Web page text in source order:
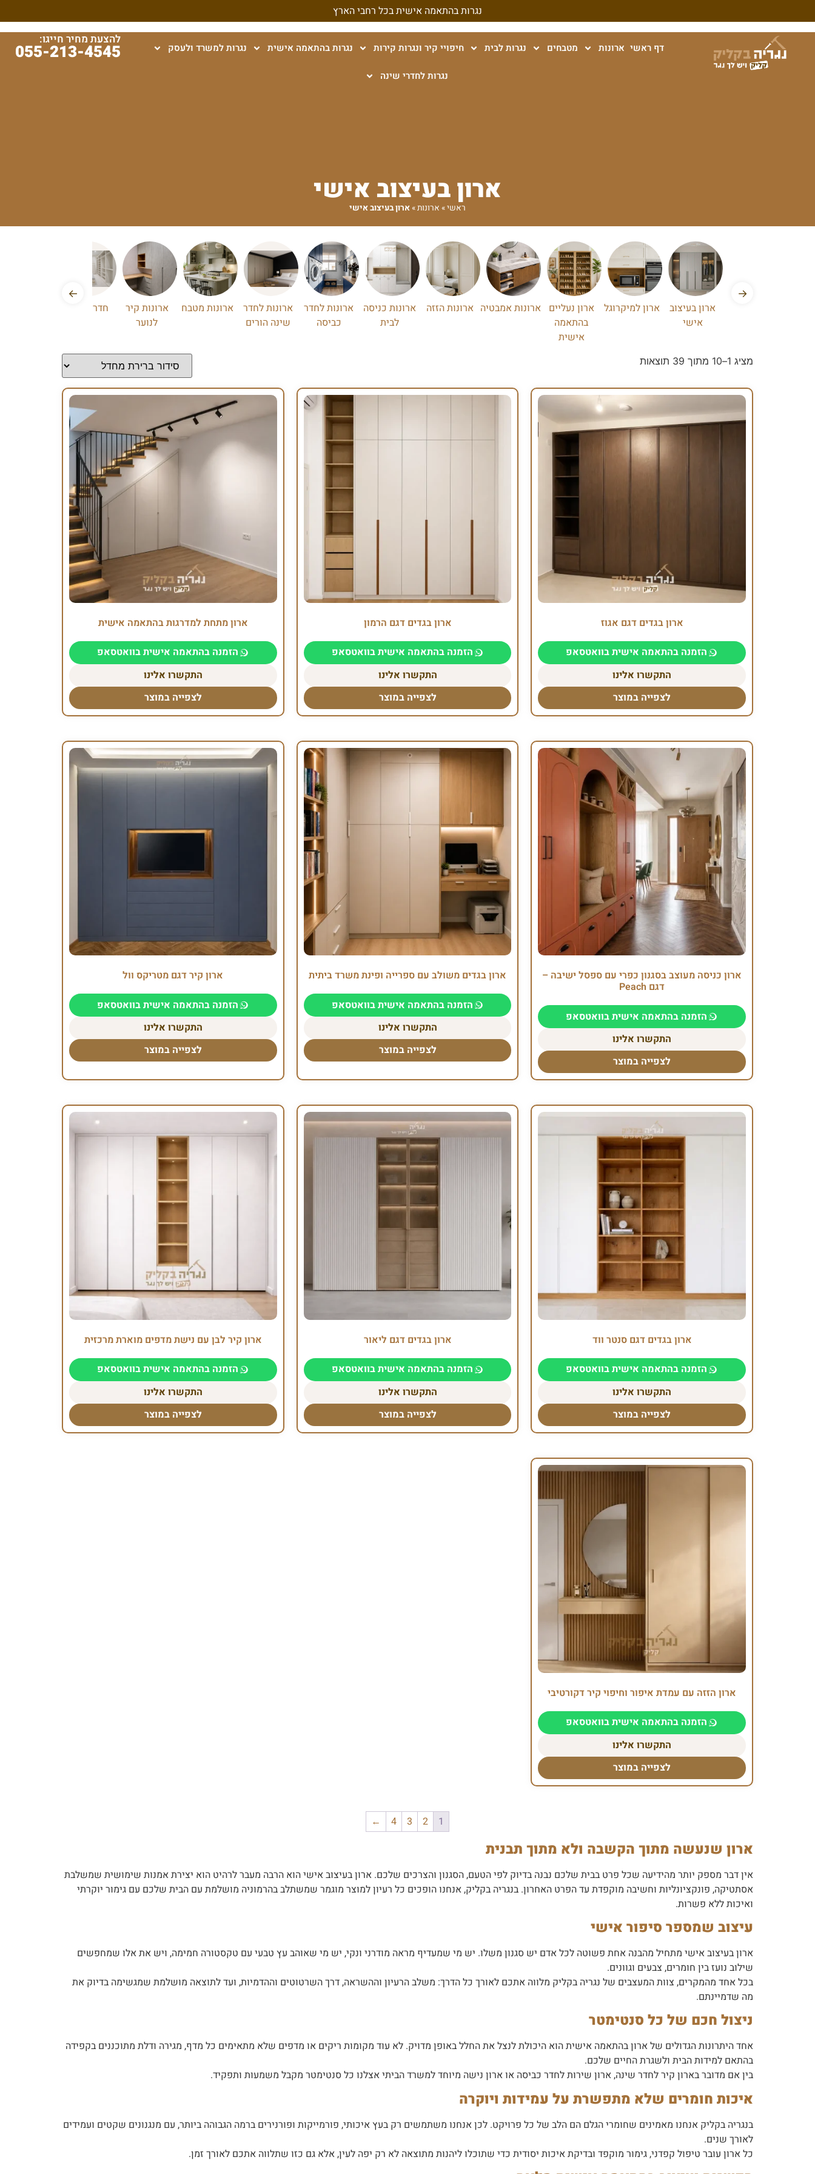
נגרות בהתאמה אישית בכל רחבי הארץ
דף ראשי ארונות מטבחים נגרות לבית חיפויי קיר ונגרות קירות נגרות בהתאמה אישית נגרות למשרד ולעסק
נגרות לחדרי שינה
להצעת מחיר חייגו:
055-213-4545
ארון בעיצוב אישי
ראשי» ארונות»ארון בעיצוב אישי
←
ארון בעיצוב
אישי
ארון למיקרוגל
ארון נעליים
בהתאמה
אישית
ארונות אמבטיה ארונות הזזה
ארונות כניסה
לבית
ארונות לחדר
כביסה
ארונות לחדר
שינה הורים
ארונות מטבח
ארונות קיר
לנוער
חדר ארונות
→
מציג 1–10 מתוך 39 תוצאות
ארון בגדים דגם אגוז
הזמנה בהתאמה אישית בוואטסאפ
התקשרו אלינו
לצפייה במוצר
ארון בגדים דגם הרמון
הזמנה בהתאמה אישית בוואטסאפ
התקשרו אלינו
לצפייה במוצר
ארון מתחת למדרגות בהתאמה אישית
הזמנה בהתאמה אישית בוואטסאפ
התקשרו אלינו
לצפייה במוצר
ארון כניסה מעוצב בסגנון כפרי עם ספסל ישיבה –
דגם Peach
הזמנה בהתאמה אישית בוואטסאפ
התקשרו אלינו
לצפייה במוצר
ארון בגדים משולב עם ספרייה ופינת משרד ביתית
הזמנה בהתאמה אישית בוואטסאפ
התקשרו אלינו
לצפייה במוצר
ארון קיר דגם מטריקס וול
הזמנה בהתאמה אישית בוואטסאפ
התקשרו אלינו
לצפייה במוצר
ארון בגדים דגם סנטר ווד
הזמנה בהתאמה אישית בוואטסאפ
התקשרו אלינו
לצפייה במוצר
ארון בגדים דגם ליאור
הזמנה בהתאמה אישית בוואטסאפ
התקשרו אלינו
לצפייה במוצר
ארון קיר לבן עם נישת מדפים מוארת מרכזית
הזמנה בהתאמה אישית בוואטסאפ
התקשרו אלינו
לצפייה במוצר
ארון הזזה עם עמדת איפור וחיפוי קיר דקורטיבי
הזמנה בהתאמה אישית בוואטסאפ
התקשרו אלינו
לצפייה במוצר
1
2
3
4
←
ארון שנעשה מתוך הקשבה ולא מתוך תבנית
אין דבר מספק יותר מהידיעה שכל פרט בבית שלכם נבנה בדיוק לפי הטעם, הסגנון והצרכים שלכם. ארון בעיצוב אישי הוא הרבה מעבר לרהיט הוא יצירת אמנות שימושית שמשלבת
אסתטיקה, פונקציונליות וחשיבה מוקפדת עד הפרט האחרון. בנגריה בקליק, אנחנו הופכים כל רעיון למוצר מוגמר שמשתלב בהרמוניה מושלמת עם הבית שלכם עם גימור יוקרתי
ואיכות ללא פשרות.
עיצוב שמספר סיפור אישי
ארון בעיצוב אישי מתחיל מהבנה אחת פשוטה לכל אדם יש סגנון משלו. יש מי שמעדיף מראה מודרני ונקי, יש מי שאוהב עץ טבעי עם טקסטורה חמימה, ויש את אלו שמחפשים
שילוב נועז בין חומרים, צבעים וגוונים.
בכל אחד מהמקרים, צוות המעצבים של נגריה בקליק מלווה אתכם לאורך כל הדרך: משלב הרעיון וההשראה, דרך השרטוטים וההדמיות, ועד לתוצאה מושלמת שמגשימה בדיוק את
מה שדמיינתם.
ניצול חכם של כל סנטימטר
אחד היתרונות הגדולים של ארון בהתאמה אישית הוא היכולת לנצל את החלל באופן מדויק. לא עוד מקומות ריקים או מדפים שלא מתאימים כל מדף, מגירה ודלת מתוכננים בקפידה
בהתאם למידות הבית ולשגרת החיים שלכם.
בין אם מדובר בארון קיר לחדר שינה, ארון שירות לחדר כביסה או ארון נישה מיוחד למשרד הביתי אצלנו כל סנטימטר מקבל משמעות ותפקיד.
איכות חומרים שלא מתפשרת על עמידות ויוקרה
בנגריה בקליק אנחנו מאמינים שחומרי הגלם הם הלב של כל פרויקט. לכן אנחנו משתמשים רק בעץ איכותי, פורמייקות ופורנירים ברמה הגבוהה ביותר, עם מנגנונים שקטים ועמידים
לאורך שנים.
כל ארון עובר טיפול קפדני, גימור מוקפד ובדיקת איכות יסודית כדי שתוכלו ליהנות מתוצאה לא רק יפה לעין, אלא גם כזו שתלווה אתכם לאורך זמן.